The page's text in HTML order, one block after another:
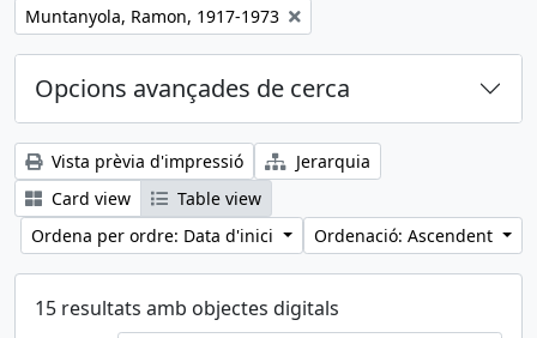
Remove filter:
Muntanyola, Ramon, 1917-1973
Opcions avançades de cerca
Vista prèvia d'impressió
Jerarquia
Card view
Table view
Ordena per ordre: Data d'inici
Ordenació: Ascendent
15 resultats amb objectes digitals